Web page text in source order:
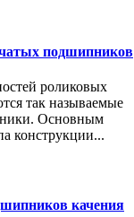
подшипников
роликовых
так называемые
Основным
конструкции...
качения